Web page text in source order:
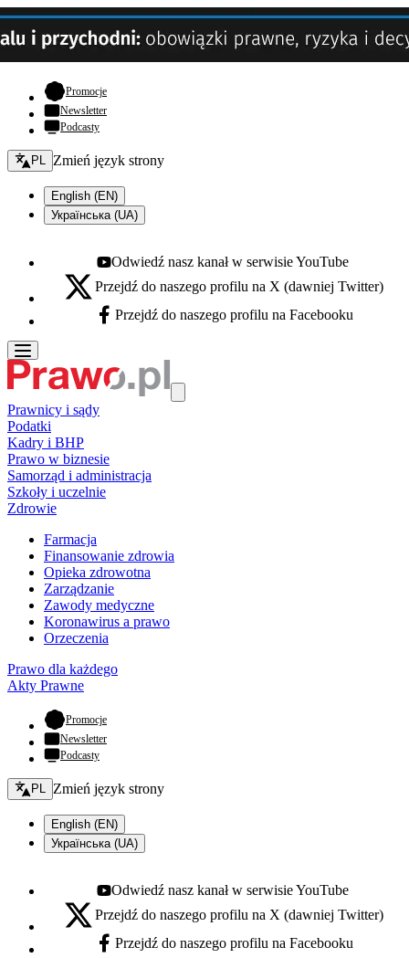
Promocje- otwiera się w nowej karcie
Newsletter
Podcasty
Zmień język - bieżący:
PL Zmień język strony
English (EN)
Українська (UA)
Youtube - otwiera się w nowej karcie
Odwiedź nasz kanał w serwisie YouTube
X - otwiera się w nowej karcie
Przejdź do naszego profilu na X (dawniej Twitter)
Facebook - otwiera się w nowej karcie
Przejdź do naszego profilu na Facebooku
Prawnicy i sądy
Podatki
Kadry i BHP
Prawo w biznesie
Samorząd i administracja
Szkoły i uczelnie
Zdrowie
Farmacja
Finansowanie zdrowia
Opieka zdrowotna
Zarządzanie
Zawody medyczne
Koronawirus a prawo
Orzeczenia
Prawo dla każdego
Akty Prawne
Promocje- otwiera się w nowej karcie
Newsletter
Podcasty
Zmień język - bieżący:
PL Zmień język strony
English (EN)
Українська (UA)
Youtube - otwiera się w nowej karcie
Odwiedź nasz kanał w serwisie YouTube
X - otwiera się w nowej karcie
Przejdź do naszego profilu na X (dawniej Twitter)
Facebook - otwiera się w nowej karcie
Przejdź do naszego profilu na Facebooku